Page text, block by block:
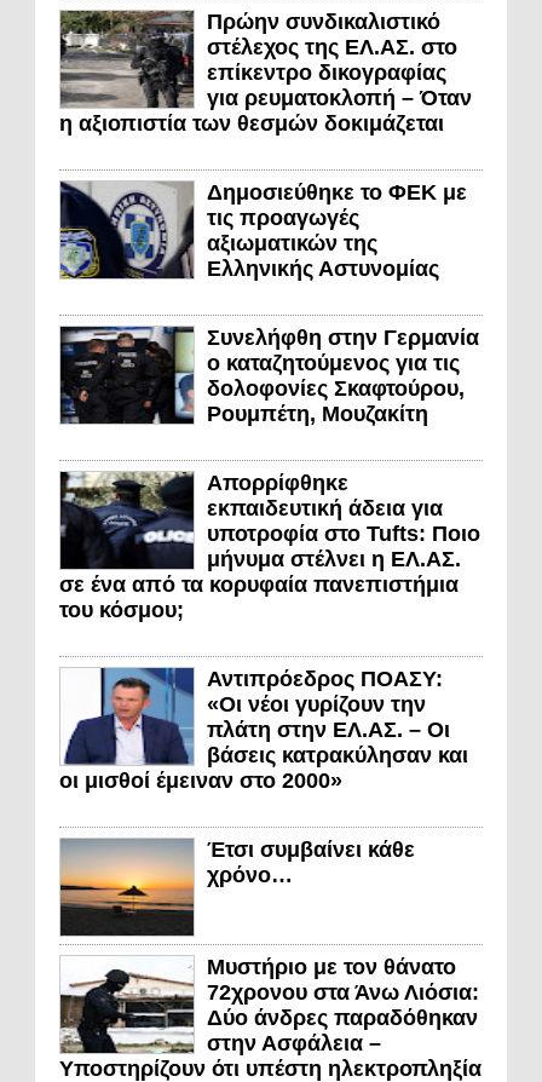
Πρώην συνδικαλιστικό
στέλεχος της ΕΛ.ΑΣ. στο
επίκεντρο δικογραφίας
για ρευματοκλοπή – Όταν
η αξιοπιστία των θεσμών δοκιμάζεται
Δημοσιεύθηκε το ΦΕΚ με
τις προαγωγές
αξιωματικών της
Ελληνικής Αστυνομίας
Συνελήφθη στην Γερμανία
ο καταζητούμενος για τις
δολοφονίες Σκαφτούρου,
Ρουμπέτη, Μουζακίτη
Απορρίφθηκε
εκπαιδευτική άδεια για
υποτροφία στο Tufts: Ποιο
μήνυμα στέλνει η ΕΛ.ΑΣ.
σε ένα από τα κορυφαία πανεπιστήμια
του κόσμου;
Αντιπρόεδρος ΠΟΑΣΥ:
«Οι νέοι γυρίζουν την
πλάτη στην ΕΛ.ΑΣ. – Οι
βάσεις κατρακύλησαν και
οι μισθοί έμειναν στο 2000»
Έτσι συμβαίνει κάθε
χρόνο…
Μυστήριο με τον θάνατο
72χρονου στα Άνω Λιόσια:
Δύο άνδρες παραδόθηκαν
στην Ασφάλεια –
Υποστηρίζουν ότι υπέστη ηλεκτροπληξία